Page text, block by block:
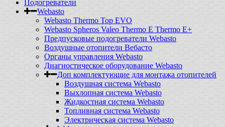
Подогреватели
Webasto
Webasto Thermo Top EVO
Webasto Spheros Valeo Thermo E Thermo E+
Предпусковые подогреватели Webasto
Воздушные отопители Вебасто
Органы управления Webasto
Диагностическое оборудование Webasto
Доп комплектующие для монтажа отопителей
Воздушная система Webasto
Выхлопная система Webasto
Жидкостная система Webasto
Топливная система Webasto
Электрическая система Webasto